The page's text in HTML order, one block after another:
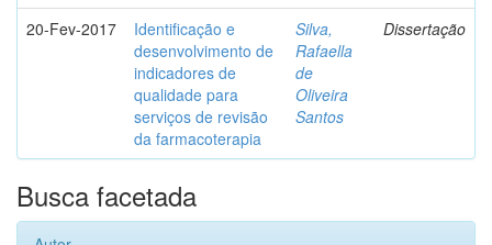
20-Fev-2017
Identificação e
desenvolvimento de
indicadores de
qualidade para
serviços de revisão
da farmacoterapia
Silva,
Rafaella
de
Oliveira
Santos
Dissertação
Busca facetada